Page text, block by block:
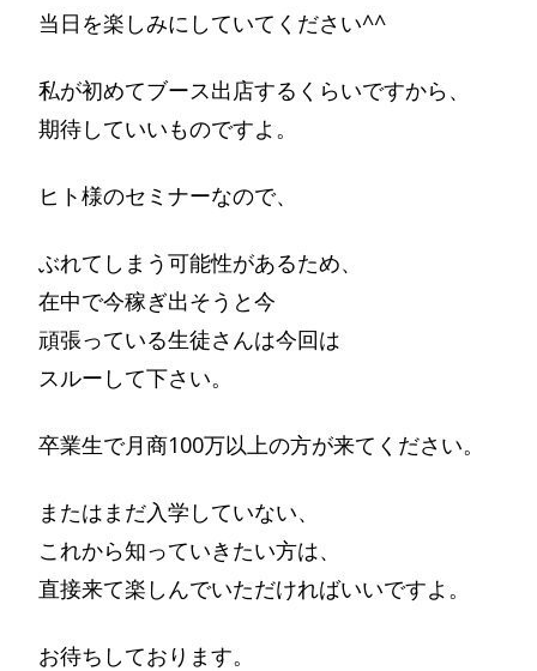
当日を楽しみにしていてください^^
私が初めてブース出店するくらいですから、
期待していいものですよ。
ヒト様のセミナーなので、
ぶれてしまう可能性があるため、
在中で今稼ぎ出そうと今
頑張っている生徒さんは今回は
スルーして下さい。
卒業生で月商100万以上の方が来てください。
またはまだ入学していない、
これから知っていきたい方は、
直接来て楽しんでいただければいいですよ。
お待ちしております。